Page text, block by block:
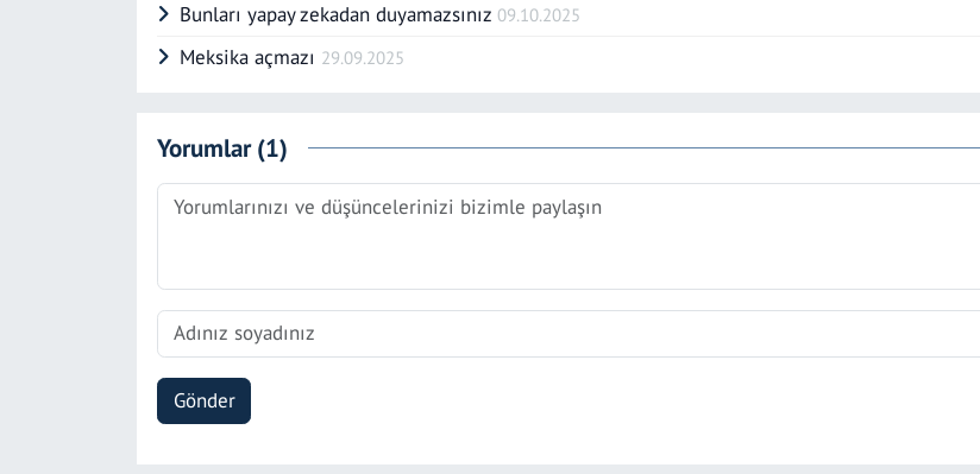
Bunları yapay zekadan duyamazsınız 09.10.2025
Meksika açmazı 29.09.2025
Yorumlar (1)
Gönder